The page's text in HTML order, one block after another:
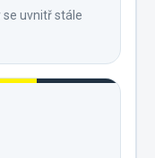
uvnitř stále